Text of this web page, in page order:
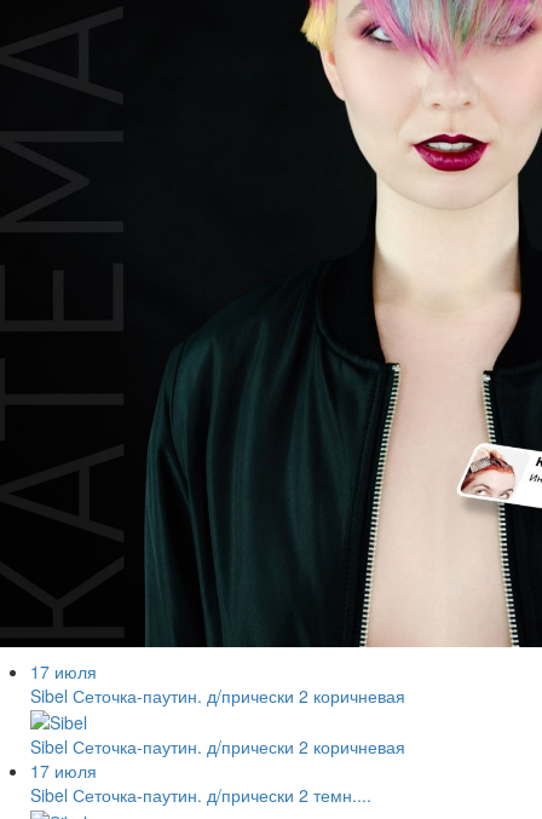
17 июля
Sibel Сеточка-паутин. д/прически 2 коричневая
Sibel Сеточка-паутин. д/прически 2 коричневая
17 июля
Sibel Сеточка-паутин. д/прически 2 темн....